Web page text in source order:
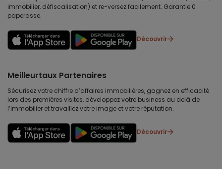
immobilier, défiscalisation) et re-versez facilement. Garantie 0
paperasse.
Découvrir
Meilleurtaux Partenaires
Sécurisez votre chiffre d’affaires immobilières, gagnez en efficacité
lors des premières visites, développez votre business au delà de
l’immobilier et travaillez votre image et votre réputation.
Découvrir